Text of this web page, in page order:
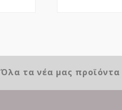
Όλα τα νέα μας προϊόντα